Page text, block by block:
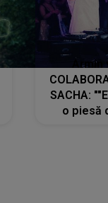
SACHA:
o piesă